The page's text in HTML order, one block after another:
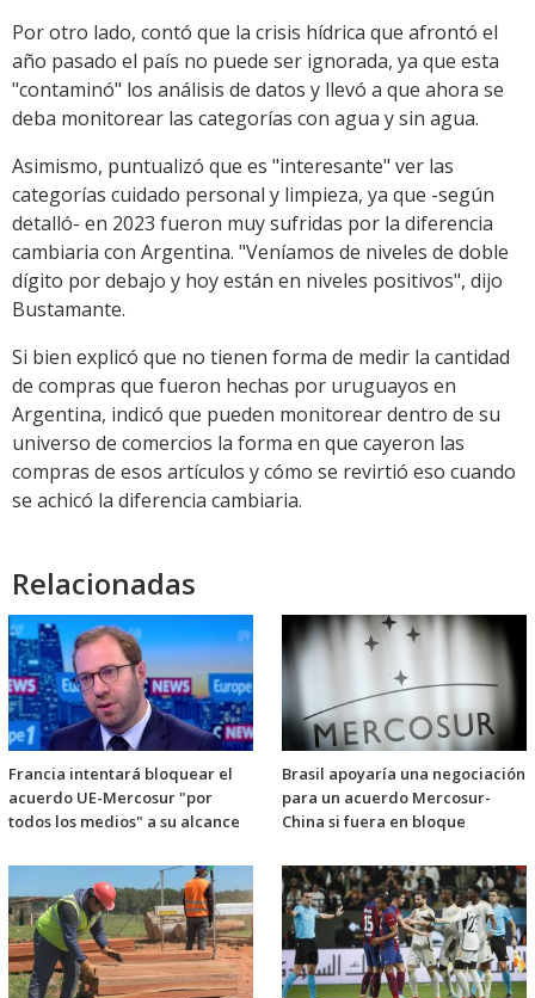
Por otro lado, contó que la crisis hídrica que afrontó el
año pasado el país no puede ser ignorada, ya que esta
"contaminó" los análisis de datos y llevó a que ahora se
deba monitorear las categorías con agua y sin agua.
Asimismo, puntualizó que es "interesante" ver las
categorías cuidado personal y limpieza, ya que -según
detalló- en 2023 fueron muy sufridas por la diferencia
cambiaria con Argentina. "Veníamos de niveles de doble
dígito por debajo y hoy están en niveles positivos", dijo
Bustamante.
Si bien explicó que no tienen forma de medir la cantidad
de compras que fueron hechas por uruguayos en
Argentina, indicó que pueden monitorear dentro de su
universo de comercios la forma en que cayeron las
compras de esos artículos y cómo se revirtió eso cuando
se achicó la diferencia cambiaria.
Relacionadas
Francia intentará bloquear el
acuerdo UE-Mercosur "por
todos los medios" a su alcance
Brasil apoyaría una negociación
para un acuerdo Mercosur-
China si fuera en bloque